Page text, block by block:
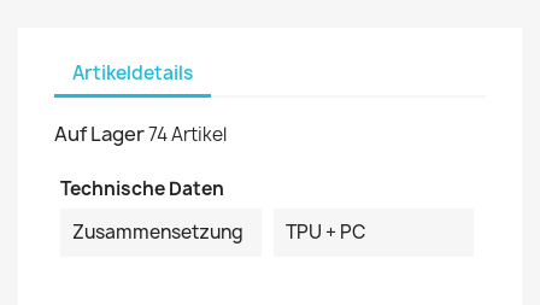
Artikeldetails
Auf Lager74 Artikel
Technische Daten
Zusammensetzung
TPU + PC